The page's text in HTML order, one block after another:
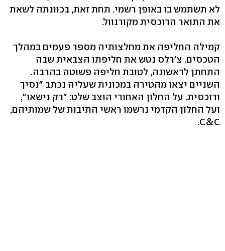
לא תשתמש בו באופן רשמי. תחת זאת, בכוונתה לשאת
את התואר הדוכסית מקורנוול.
קמילה החליפה את מחלצותיה מספר פעמים במהלך
הטכסים. צ'רלס נטש את חליפתו הצבאית שבה
התחתן לראשונה, לטובת חליפה פשוטה בהרבה.
השניים יצאו מהטירה במכונית שעליה נכתב "נסיך
ודוכסית. על החלון האחורי הוצב שלט: "רק נישאו",
ועל החלון הקדמי נרשמו ראשי התיבות של שמותיהם,
C&C.